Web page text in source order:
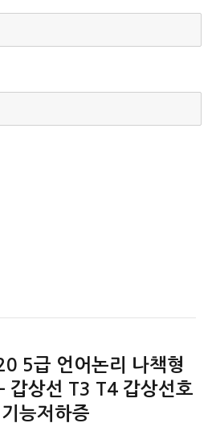
5급 언어논리 나책형
갑상선 T3 T4 갑상선호
능저하증